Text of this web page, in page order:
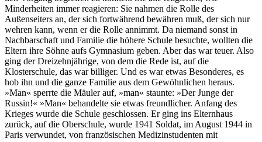
Minderheiten immer reagieren: Sie nahmen die Rolle des
Außenseiters an, der sich fortwährend bewähren muß, der sich nur
wehren kann, wenn er die Rolle annimmt. Da niemand sonst in
Nachbarschaft und Familie die höhere Schule besuchte, wollten die
Eltern ihre Söhne aufs Gymnasium geben. Aber das war teuer. Also
ging der Dreizehnjährige, von dem die Rede ist, auf die
Klosterschule, das war billiger. Und es war etwas Besonderes, es
hob ihn und die ganze Familie aus dem Gewöhnlichen heraus.
»Man« sperrte die Mäuler auf, »man« staunte: »Der Junge der
Russin!« »Man« behandelte sie etwas freundlicher. Anfang des
Krieges wurde die Schule geschlossen. Er ging ins Elternhaus
zurück, auf die Oberschule, wurde 1941 Soldat, im August 1944 in
Paris verwundet, von französischen Medizinstudenten mit